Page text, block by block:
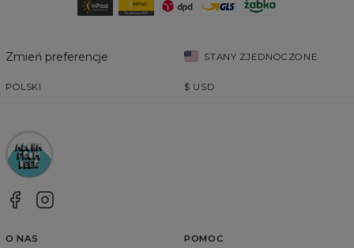
Zmień preferencje STANY ZJEDNOCZONE
POLSKI $ USD
O NAS POMOC